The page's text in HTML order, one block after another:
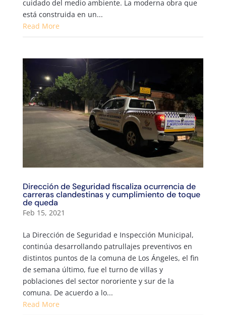
cuidado del medio ambiente. La moderna obra que
está construida en un...
Read More
Dirección de Seguridad fiscaliza ocurrencia de
carreras clandestinas y cumplimiento de toque
de queda
Feb 15, 2021
La Dirección de Seguridad e Inspección Municipal,
continúa desarrollando patrullajes preventivos en
distintos puntos de la comuna de Los Ángeles, el fin
de semana último, fue el turno de villas y
poblaciones del sector nororiente y sur de la
comuna. De acuerdo a lo...
Read More